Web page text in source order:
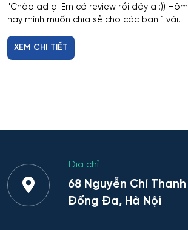
"Chào ad ạ. Em có review rồi đây ạ :)) Hôm
nay mình muốn chia sẻ cho các bạn 1 vài...
XEM CHI TIẾT
Địa chỉ
68 Nguyễn Chí Thanh
Đống Đa, Hà Nội